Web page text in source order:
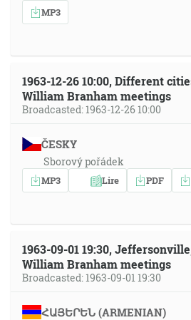
MP3
1963-12-26 10:00, Different
William Branham meetings
Broadcasted: 1963-12-26 10:00
ČESKY
Sborový pořádek
MP3 Lire PDF
1963-09-01 19:30,
William Branham meetings
Broadcasted: 1963-09-01 19:30
ՀԱՅԵՐԵՆ (ARMENIAN)